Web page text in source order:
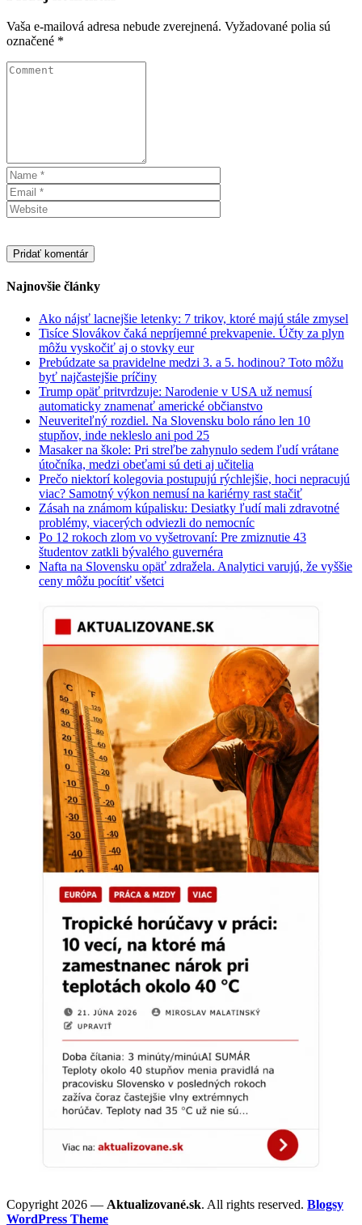
Vaša e-mailová adresa nebude zverejnená. Vyžadované polia sú
označené *
Najnovšie články
Ako nájsť lacnejšie letenky: 7 trikov, ktoré majú stále zmysel
Tisíce Slovákov čaká nepríjemné prekvapenie. Účty za plyn
môžu vyskočiť aj o stovky eur
Prebúdzate sa pravidelne medzi 3. a 5. hodinou? Toto môžu
byť najčastejšie príčiny
Trump opäť pritvrdzuje: Narodenie v USA už nemusí
automaticky znamenať americké občianstvo
Neuveriteľný rozdiel. Na Slovensku bolo ráno len 10
stupňov, inde nekleslo ani pod 25
Masaker na škole: Pri streľbe zahynulo sedem ľudí vrátane
útočníka, medzi obeťami sú deti aj učitelia
Prečo niektorí kolegovia postupujú rýchlejšie, hoci nepracujú
viac? Samotný výkon nemusí na kariérny rast stačiť
Zásah na známom kúpalisku: Desiatky ľudí mali zdravotné
problémy, viacerých odviezli do nemocníc
Po 12 rokoch zlom vo vyšetrovaní: Pre zmiznutie 43
študentov zatkli bývalého guvernéra
Nafta na Slovensku opäť zdražela. Analytici varujú, že vyššie
ceny môžu pocítiť všetci
Copyright 2026 — Aktualizované.sk. All rights reserved. Blogsy
WordPress Theme